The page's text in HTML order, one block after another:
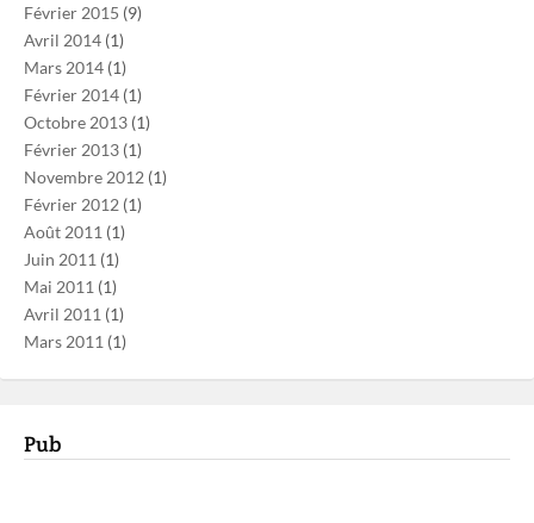
Février 2015 (9)
Avril 2014 (1)
Mars 2014 (1)
Février 2014 (1)
Octobre 2013 (1)
Février 2013 (1)
Novembre 2012 (1)
Février 2012 (1)
Août 2011 (1)
Juin 2011 (1)
Mai 2011 (1)
Avril 2011 (1)
Mars 2011 (1)
Pub